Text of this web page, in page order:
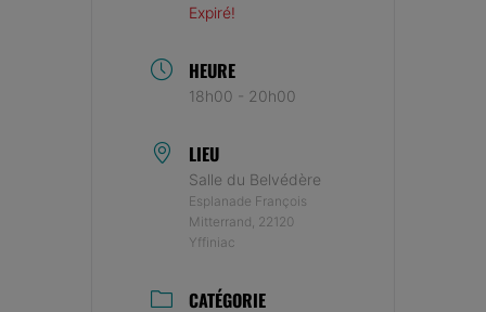
Expiré!
HEURE
18h00 - 20h00
LIEU
Salle du Belvédère
Esplanade François
Mitterrand, 22120
Yffiniac
CATÉGORIE